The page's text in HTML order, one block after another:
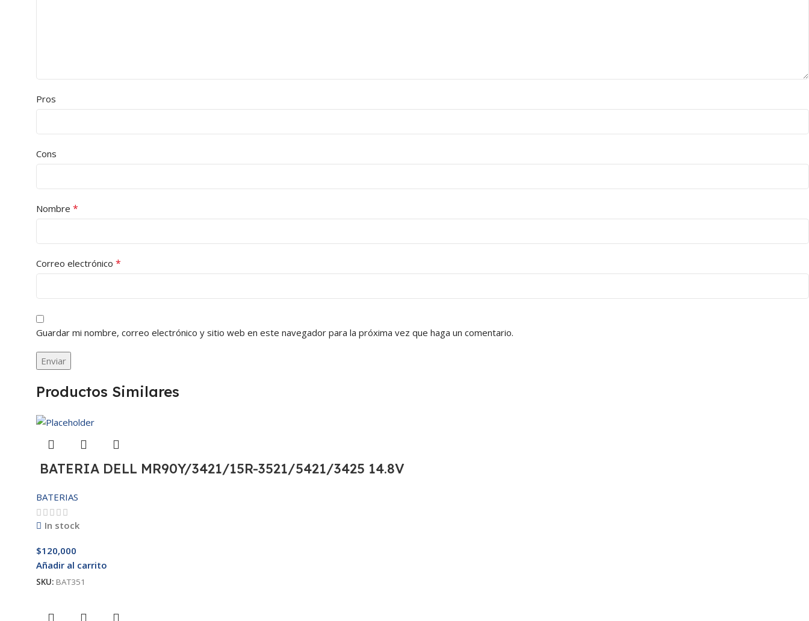
Pros
Cons
Nombre *
Correo electrónico *
Guardar mi nombre, correo electrónico y sitio web en este navegador para la próxima vez que haga un comentario.
Productos Similares
BATERIA DELL MR90Y/3421/15R-3521/5421/3425 14.8V
BATERIAS
In stock
$120,000
Añadir al carrito
SKU: BAT351